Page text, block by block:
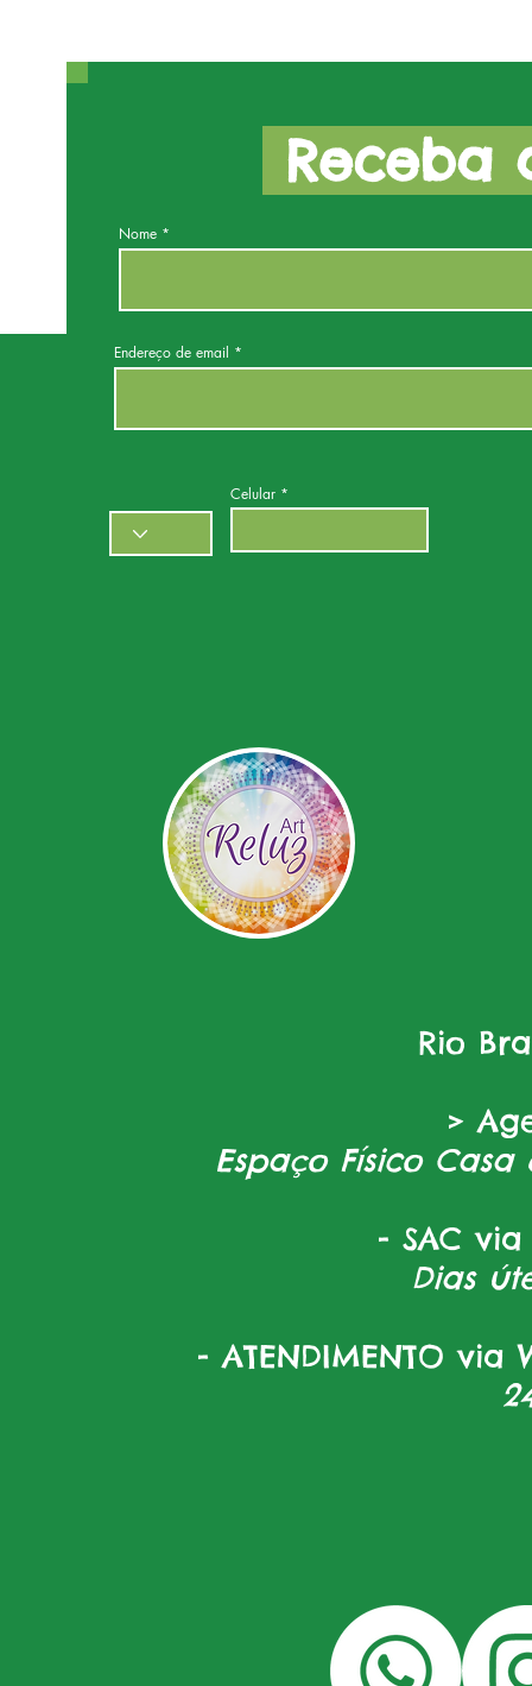
Rio
>
Espaço Físico Casa
- SAC via
Dias
- ATENDIMENTO via
Receba
Nome
Endereço de email
Celular